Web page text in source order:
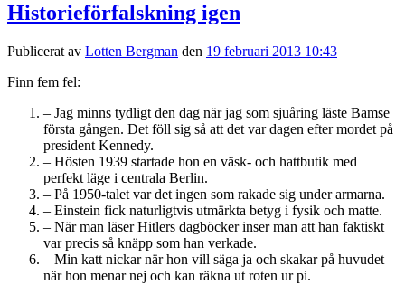
Historieförfalskning igen
Publicerat av Lotten Bergman den 19 februari 2013 10:43
Finn fem fel:
– Jag minns tydligt den dag när jag som sjuåring läste Bamse
första gången. Det föll sig så att det var dagen efter mordet på
president Kennedy.
– Hösten 1939 startade hon en väsk- och hattbutik med
perfekt läge i centrala Berlin.
– På 1950-talet var det ingen som rakade sig under armarna.
– Einstein fick naturligtvis utmärkta betyg i fysik och matte.
– När man läser Hitlers dagböcker inser man att han faktiskt
var precis så knäpp som han verkade.
– Min katt nickar när hon vill säga ja och skakar på huvudet
när hon menar nej och kan räkna ut roten ur pi.